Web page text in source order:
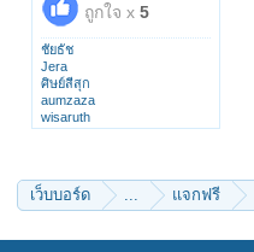
ถูกใจ x 5
ชัยธัช
Jera
ศิษย์สีสุก
aumzaza
wisaruth
เว็บบอร์ด ... แจกฟรี